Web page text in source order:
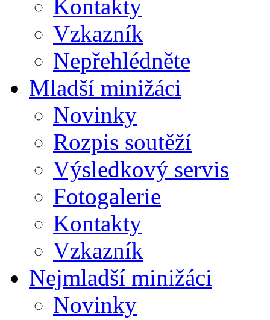
Kontakty
Vzkazník
Nepřehlédněte
Mladší minižáci
Novinky
Rozpis soutěží
Výsledkový servis
Fotogalerie
Kontakty
Vzkazník
Nejmladší minižáci
Novinky